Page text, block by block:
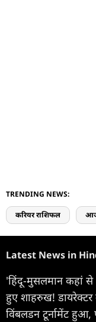
TRENDING NEWS:
करियर राशिफल
Latest News in
'हिंदू-मुसलमान कहां से
हुए शाहरुख! डायरेक्टर
विंबलडन टूर्नामेंट हुआ,